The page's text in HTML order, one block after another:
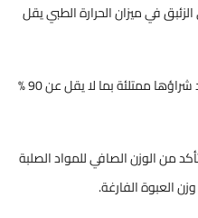
في ميزان الحرارة الطبي يقل
أخي المواطن:تأكد أن العبوة المراد شراؤها ممتلئة بما لا يقل عن 90 %
من الوزن الصافي للمواد الصلبة
العبوة الفارغة.